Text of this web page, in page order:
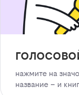
нажмите на
название – и